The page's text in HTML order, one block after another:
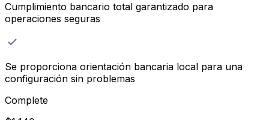
Cumplimiento bancario total garantizado para
operaciones seguras
Se proporciona orientación bancaria local para una
configuración sin problemas
Complete